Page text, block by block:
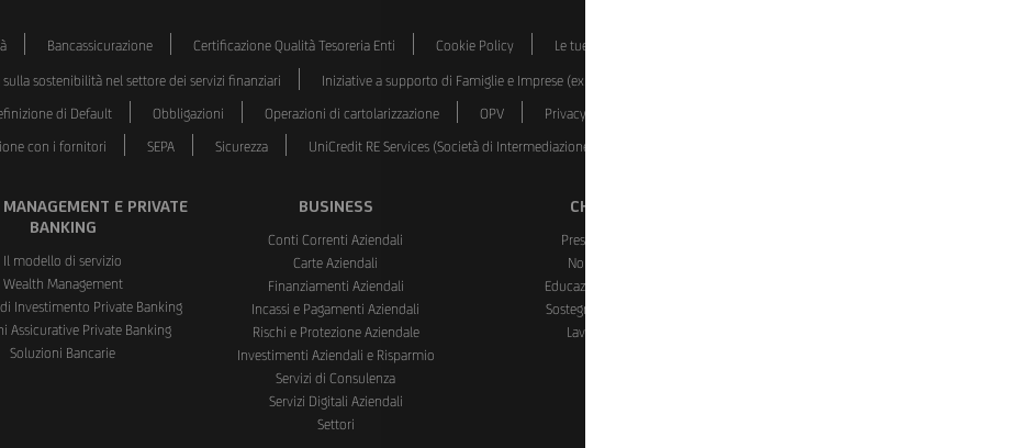
Bancassicurazione Certificazione Qualità Tesoreria Enti Cookie Policy Le tue scelte sui Cookie
sostenibilità nel settore dei servizi finanziari Iniziative a supporto di Famiglie e Imprese (ex covid)
di Default Obbligazioni Operazioni di cartolarizzazione OPV Privacy
con i fornitori SEPA Sicurezza UniCredit RE Services (Società di Intermediazione Immobiliare del Gruppo UniCredit)
E PRIVATE
BANKING
Il modello di servizio
Wealth Management
Investimento Private Banking
Assicurative Private Banking
Soluzioni Bancarie
BUSINESS
Conti Correnti Aziendali
Carte Aziendali
Finanziamenti Aziendali
Incassi e Pagamenti Aziendali
Rischi e Protezione Aziendale
Investimenti Aziendali e Risparmio
Servizi di Consulenza
Servizi Digitali Aziendali
Settori
CHI SIAMO
Presenza in Italia
Noi e il sociale
Educazione finanziaria
Sostegno e Solidarietà
Lavora con noi